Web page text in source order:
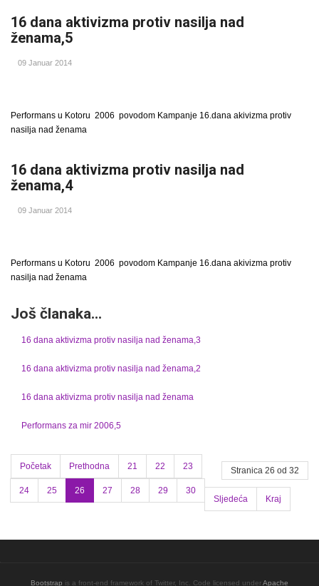
16 dana aktivizma protiv nasilja nad
ženama,5
09 Januar 2014
Performans u Kotoru 2006 povodom Kampanje 16.dana akivizma protiv
nasilja nad ženama
16 dana aktivizma protiv nasilja nad
ženama,4
09 Januar 2014
Performans u Kotoru 2006 povodom Kampanje 16.dana akivizma protiv
nasilja nad ženama
Još članaka...
16 dana aktivizma protiv nasilja nad ženama,3
16 dana aktivizma protiv nasilja nad ženama,2
16 dana aktivizma protiv nasilja nad ženama
Performans za mir 2006,5
Stranica 26 od 32
Početak Prethodna 21 22 23
24 25 26 27 28 29
30
Sljedeća
Kraj
Bootstrap is a front-end framework of Twitter, Inc. Code licensed underApache